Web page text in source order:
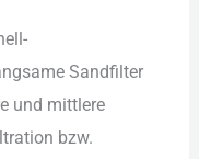
Sandfilter
u‬nd mittlere
bzw.